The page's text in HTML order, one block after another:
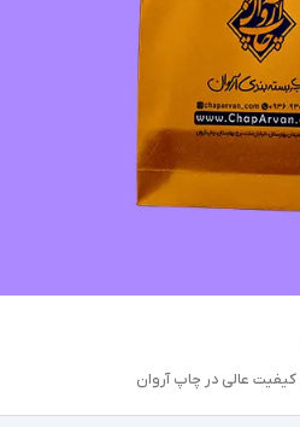
عالی در چاپ آروان